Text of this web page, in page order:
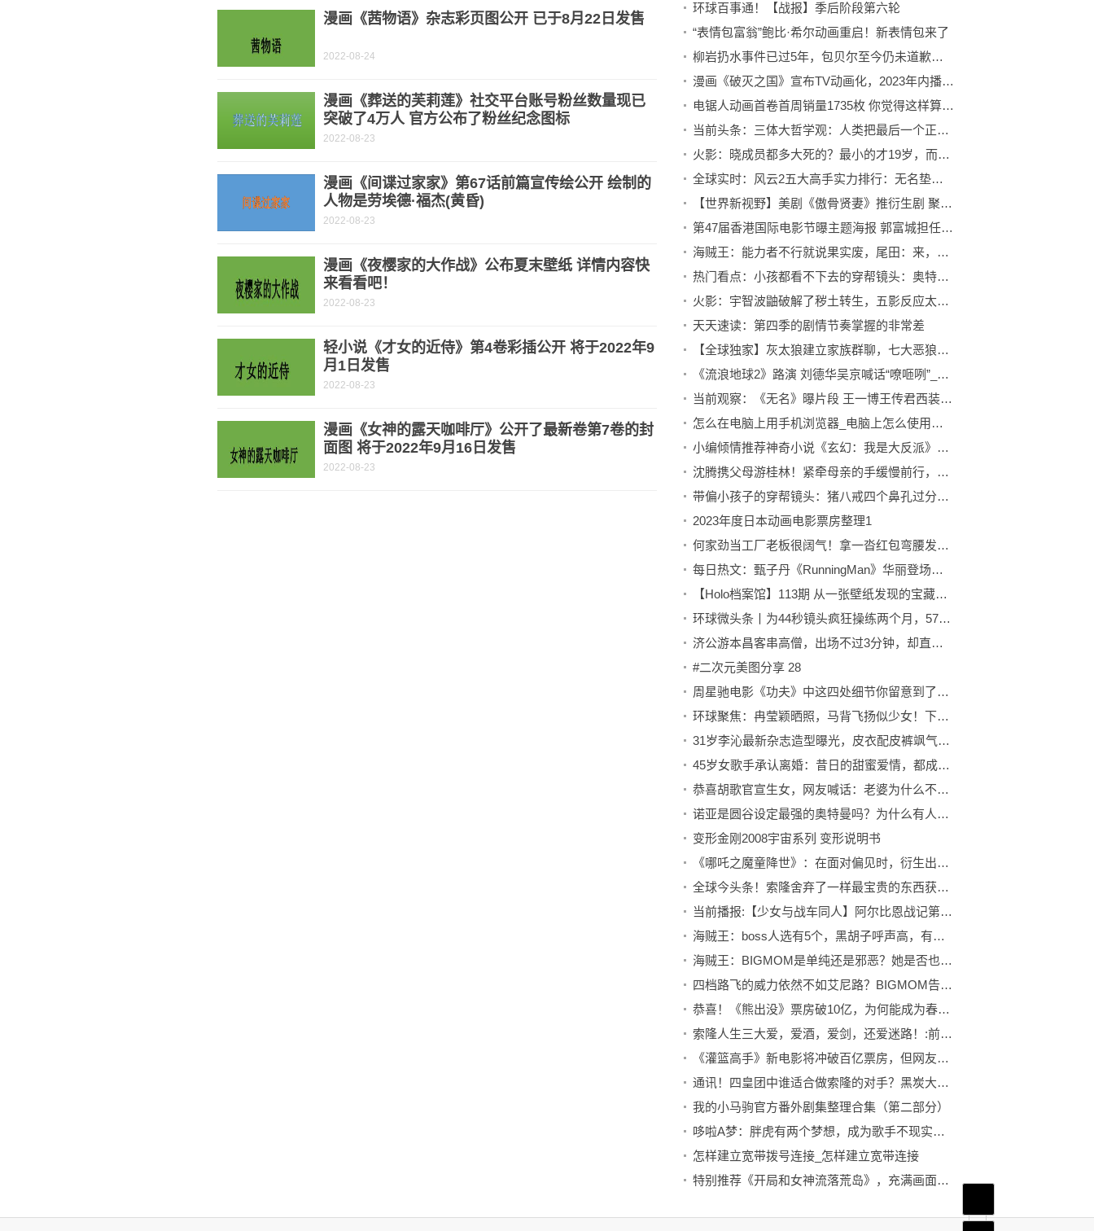
漫画《茜物语》杂志彩页图公开 已于8月22日发售
2022-08-24
漫画《葬送的芙莉莲》社交平台账号粉丝数量现已
突破了4万人 官方公布了粉丝纪念图标
2022-08-23
漫画《间谍过家家》第67话前篇宣传绘公开 绘制的
人物是劳埃德·福杰(黄昏)
2022-08-23
漫画《夜樱家的大作战》公布夏末壁纸 详情内容快
来看看吧！
2022-08-23
轻小说《才女的近侍》第4卷彩插公开 将于2022年9
月1日发售
2022-08-23
漫画《女神的露天咖啡厅》公开了最新卷第7卷的封
面图 将于2022年9月16日发售
2022-08-23
环球百事通！【战报】季后阶段第六轮
“表情包富翁”鲍比·希尔动画重启！新表情包来了
柳岩扔水事件已过5年，包贝尔至今仍未道歉，现在终于尝到苦果
漫画《破灭之国》宣布TV动画化，2023年内播出！
电锯人动画首卷首周销量1735枚 你觉得这样算成功吗？
当前头条：三体大哲学观：人类把最后一个正确的人干死之后，被歌者文明用“二向箔”毁灭了～
火影：晓成员都多大死的？最小的才19岁，而鼬神最可怜-天天信息
全球实时：风云2五大高手实力排行：无名垫底、雄霸未上榜，第一吊打帝释天
【世界新视野】美剧《傲骨贤妻》推衍生剧 聚焦红发律师Elsbeth
第47届香港国际电影节曝主题海报 郭富城担任大使
海贼王：能力者不行就说果实废，尾田：来，你试试这三颗！
热门看点：小孩都看不下去的穿帮镜头：奥特曼的水管我忍了，海绵宝宝的手铐太明显了
火影：宇智波鼬破解了秽土转生，五影反应太大！言语之间证明鼬无敌的存在:当前热讯
天天速读：第四季的剧情节奏掌握的非常差
【全球独家】灰太狼建立家族群聊，七大恶狼要退出，他仅用一招让众人回心转意
《流浪地球2》路演 刘德华吴京喊话“嘹咂咧”_每日报道
当前观察：《无名》曝片段 王一博王传君西装革履逗狗反被吓
怎么在电脑上用手机浏览器_电脑上怎么使用手机浏览器【详细】-焦点滚动
小编倾情推荐神奇小说《玄幻：我是大反派》，值得反复观看！:焦点快播
沈腾携父母游桂林！紧牵母亲的手缓慢前行，穿豹纹夹克似农村大爷
带偏小孩子的穿帮镜头：猪八戒四个鼻孔过分了，蜡笔小新妈妈可能不是人类？
2023年度日本动画电影票房整理1
何家劲当工厂老板很阔气！拿一沓红包弯腰发员工，笑容满脸无架子|世界报资讯
每日热文：甄子丹《RunningMan》华丽登场片段公开，刘在锡惊喊
【Holo档案馆】113期 从一张壁纸发现的宝藏画师HEIRO_MAN-时讯
环球微头条丨为44秒镜头疯狂操练两个月，57岁黎耀祥获网友力赞，儿子亲自摄影
济公游本昌客串高僧，出场不过3分钟，却直接让人爆哭，直接封神|天天时快讯
#二次元美图分享 28
周星驰电影《功夫》中这四处细节你留意到了吗？|前沿热点
环球聚焦：冉莹颖晒照，马背飞扬似少女！下巴变尖，与丰腴身材不搭
31岁李沁最新杂志造型曝光，皮衣配皮裤飒气十足，美得撩人有气质_环球即时看
45岁女歌手承认离婚：昔日的甜蜜爱情，都成了过去式
恭喜胡歌官宣生女，网友喊话：老婆为什么不是薛佳凝？3年刻骨铭心的爱情意难平！
诺亚是圆谷设定最强的奥特曼吗？为什么有人说是迪迦？
变形金刚2008宇宙系列 变形说明书
《哪吒之魔童降世》：在面对偏见时，衍生出三种不同的人生态度:世界速讯
全球今头条！索隆舍弃了一样最宝贵的东西获得了力量，除了鹰眼他还得感谢他们
当前播报:【少女与战车同人】阿尔比恩战记第二季（7）对战真理（中）策略之战
海贼王：boss人选有5个，黑胡子呼声高，有一个可能会复活|天天新要闻
海贼王：BIGMOM是单纯还是邪恶？她是否也拥有双人格？_每日关注
四档路飞的威力依然不如艾尼路？BIGMOM告知答案！|当前热闻
恭喜！《熊出没》票房破10亿，为何能成为春节档最畅销的动画剧集？_世界新要闻
索隆人生三大爱，爱酒，爱剑，还爱迷路！:前沿资讯
《灌篮高手》新电影将冲破百亿票房，但网友请求井上做回TV版本
通讯！四皇团中谁适合做索隆的对手？黑炭大蛇等四人是不错人选！
我的小马驹官方番外剧集整理合集（第二部分）
哆啦A梦：胖虎有两个梦想，成为歌手不现实，另一个梦想需要减肥
怎样建立宽带拨号连接_怎样建立宽带连接
特别推荐《开局和女神流落荒岛》，充满画面感的片段，高能不停，品别样人生……|天天消息